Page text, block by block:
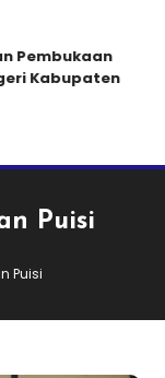
Pembukaan
Kabupaten
Puisi
Puisi